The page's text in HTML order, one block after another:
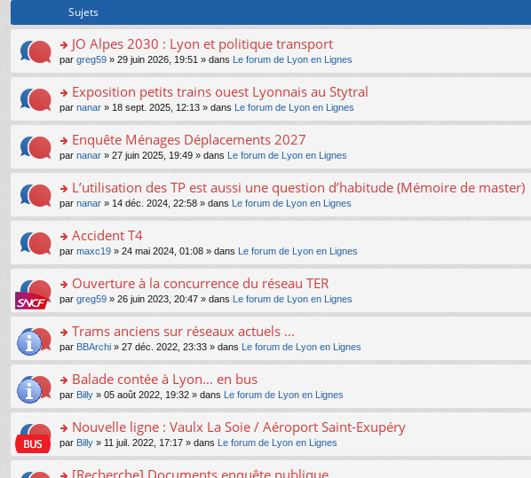
Sujets
o
n
s
ult
er
le
m
e
s
a
g
e
n
n
le
pl
u
s
ré
c
e
nt
JO Alpes 2030 : Lyon et politique transport
par greg59 » 29 juin 2026, 19:51 » dans Le forum de Lyon en Lignes
o
n
s
ult
er
le
m
e
s
a
g
e
n
n
le
pl
u
s
ré
c
e
nt
Exposition petits trains ouest Lyonnais au Stytral
par nanar » 18 sept. 2025, 12:13 » dans Le forum de Lyon en Lignes
o
n
s
ult
er
le
m
e
s
a
g
e
n
n
le
pl
u
s
ré
c
e
nt
Enquête Ménages Déplacements 2027
par nanar » 27 juin 2025, 19:49 » dans Le forum de Lyon en Lignes
o
n
s
ult
er
le
m
e
s
a
g
e
n
n
le
pl
u
s
L’utilisation des TP est aussi une question d’habitude (Mémoire de master)
par nanar » 14 déc. 2024, 22:58 » dans Le forum de Lyon en Lignes
o
n
s
ult
er
le
m
e
s
a
g
e
n
n
Accident T4
par maxc19 » 24 mai 2024, 01:08 » dans Le forum de Lyon en Lignes
o
n
s
ult
er
le
m
e
s
a
g
e
n
Ouverture à la concurrence du réseau TER
par greg59 » 26 juin 2023, 20:47 » dans Le forum de Lyon en Lignes
o
n
s
ult
er
le
m
e
s
Trams anciens sur réseaux actuels ...
par BBArchi » 27 déc. 2022, 23:33 » dans Le forum de Lyon en Lignes
o
n
s
ult
er
le
m
Balade contée à Lyon... en bus
par Billy » 05 août 2022, 19:32 » dans Le forum de Lyon en Lignes
o
n
s
Nouvelle ligne : Vaulx La Soie / Aéroport Saint-Exupéry
par Billy » 11 juil. 2022, 17:17 » dans Le forum de Lyon en Lignes